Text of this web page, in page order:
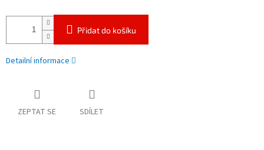
Přidat do košíku
Detailní informace
ZEPTAT SE SDÍLET